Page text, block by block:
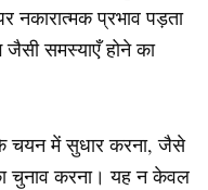
नकारात्मक प्रभाव पड़ता
समस्याएँ होने का
के चयन में सुधार करना, जैसे
चुनाव करना। यह न केवल